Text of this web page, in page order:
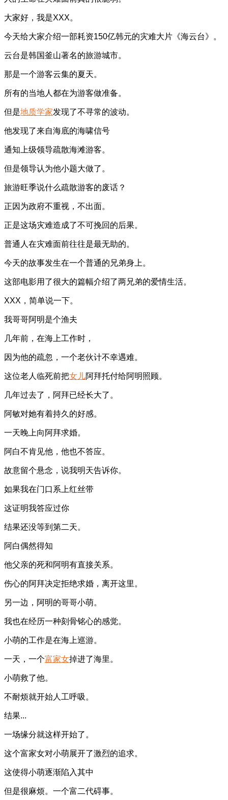
大家好，我是XXX。
今天给大家介绍一部耗资150亿韩元的灾难大片《海云台》。
云台是韩国釜山著名的旅游城市。
那是一个游客云集的夏天。
所有的当地人都在为游客做准备。
但是地质学家发现了不寻常的波动。
他发现了来自海底的海啸信号
通知上级领导疏散海滩游客。
但是领导认为他小题大做了。
旅游旺季说什么疏散游客的废话？
正因为政府不重视，不出面。
正是这场灾难造成了不可挽回的后果。
普通人在灾难面前往往是最无助的。
今天的故事发生在一个普通的兄弟身上。
这部电影用了很大的篇幅介绍了两兄弟的爱情生活。
XXX，简单说一下。
我哥哥阿明是个渔夫
几年前，在海上工作时，
因为他的疏忽，一个老伙计不幸遇难。
这位老人临死前把女儿阿拜托付给阿明照顾。
几年过去了，阿拜已经长大了。
阿敏对她有着持久的好感。
一天晚上向阿拜求婚。
阿白不肯见他，他也不答应。
故意留个悬念，说我明天告诉你。
如果我在门口系上红丝带
这证明我答应过你
结果还没等到第二天。
阿白偶然得知
他父亲的死和阿明有直接关系。
伤心的阿拜决定拒绝求婚，离开这里。
另一边，阿明的哥哥小萌。
我也在经历一种刻骨铭心的感觉。
小萌的工作是在海上巡游。
一天，一个富家女掉进了海里。
小萌救了他。
不耐烦就开始人工呼吸。
结果...
一场缘分就这样开始了。
这个富家女对小萌展开了激烈的追求。
这使得小萌逐渐陷入其中
但是很麻烦。一个富二代碍事。